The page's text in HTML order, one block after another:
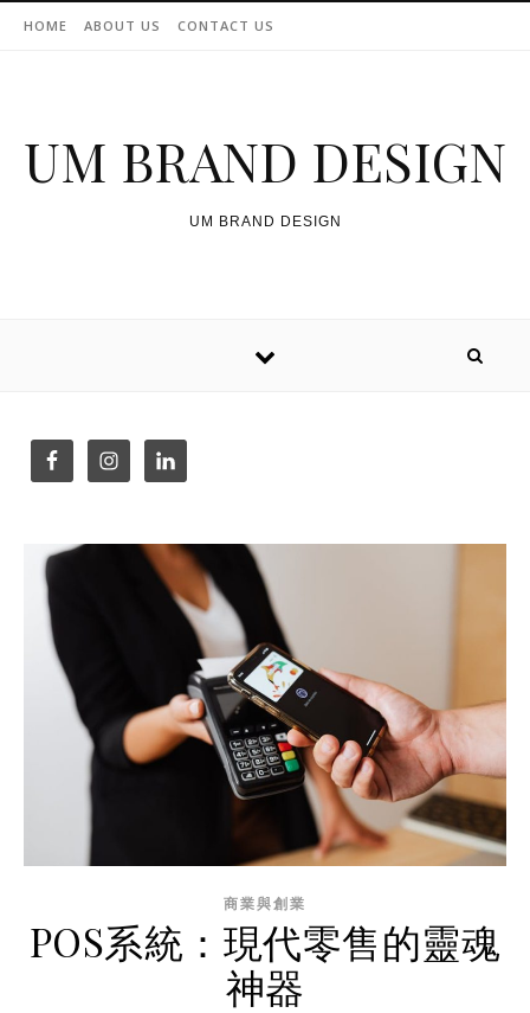
HOME ABOUT US CONTACT US
UM BRAND DESIGN
UM BRAND DESIGN
商業與創業
POS系統：現代零售的靈魂
神器